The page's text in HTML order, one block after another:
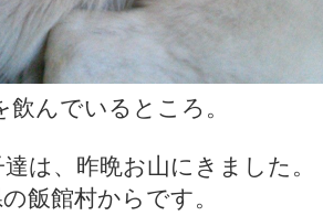
飲んでいるところ。
は、昨晩お山にきました。
飯館村からです。